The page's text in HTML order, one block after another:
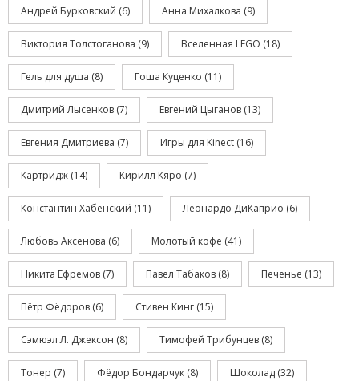
Андрей Бурковский (6) Анна Михалкова (9)
Виктория Толстоганова (9) Вселенная LEGO (18)
Гель для душа (8) Гоша Куценко (11)
Дмитрий Лысенков (7) Евгений Цыганов (13)
Евгения Дмитриева (7) Игры для Kinect (16)
Картридж (14) Кирилл Кяро (7)
Константин Хабенский (11) Леонардо ДиКаприо (6)
Любовь Аксенова (6) Молотый кофе (41)
Никита Ефремов (7) Павел Табаков (8) Печенье (13)
Пётр Фёдоров (6) Стивен Кинг (15)
Сэмюэл Л. Джексон (8) Тимофей Трибунцев (8)
Тонер (7) Фёдор Бондарчук (8) Шоколад (32)